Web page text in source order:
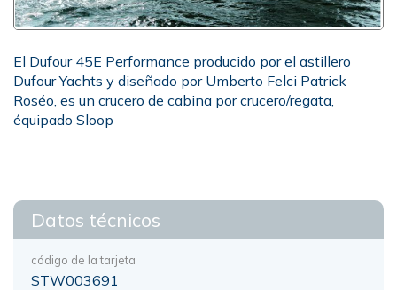
El Dufour 45E Performance producido por el astillero
Dufour Yachts y diseñado por Umberto Felci Patrick
Roséo, es un crucero de cabina por crucero/regata,
équipado Sloop
Datos técnicos
código de la tarjeta
STW003691